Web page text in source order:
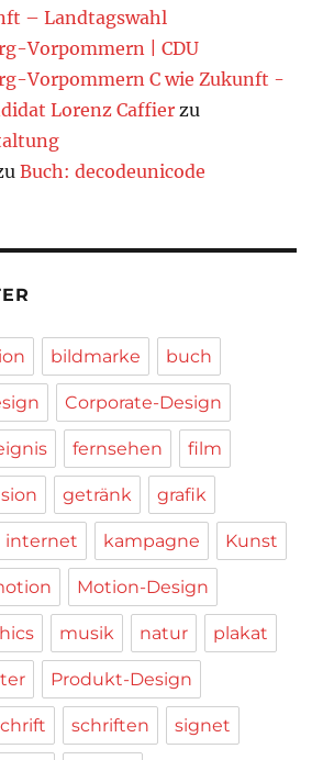
– Landtagswahl
Vorpommern | CDU
Vorpommern C wie Zukunft -
Lorenz Caffier zu
Buch: decodeunicode
bildmarke buch
Corporate-Design
fernsehen film
getränk grafik
internet kampagne Kunst
Motion-Design
musik natur plakat
Produkt-Design
schriften signet